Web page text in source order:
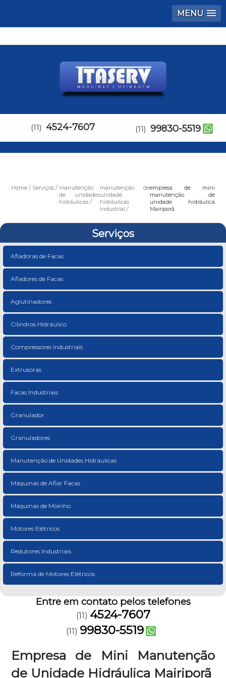
MENU
(11) 4524-7607 (11) 99830-5519
Home Serviços
manutenção
de unidades
hidráulicas
manutenção de
unidade
hidráulicas
industrial
empresa de mini
manutenção de
unidade hidráulica
Mairiporã
Serviços
Afiadoras de Facas
Afiadores de Facas
Aglutinadores
Cilindros Hidráulico
Compressores Industriais
Extrusoras
Facas Industriais
Granulador
Granuladores
Manutenção de Unidades Hidráulicas
Máquinas de Afiar Facas
Máquinas de Moinho
Motores Elétricos
Redutores Industriais
Reforma de Motores Elétricos
Entre em contato pelos telefones
(11) 4524-7607
(11) 99830-5519
Empresa de Mini Manutenção
de Unidade Hidráulica Mairiporã